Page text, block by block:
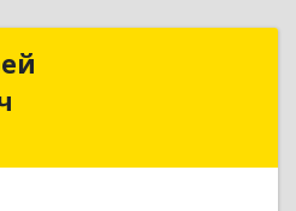
Юрданов Андрей